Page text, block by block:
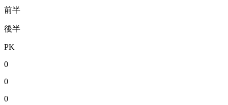
前半
後半
PK
0
0
0